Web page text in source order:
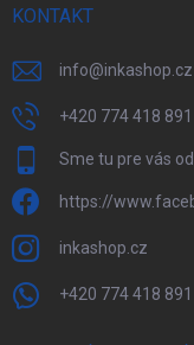
KONTAKT
info@inkashop.cz
+420 774 418 891
Sme tu pre vás
https://
inkashop.cz
+420 774 418 891